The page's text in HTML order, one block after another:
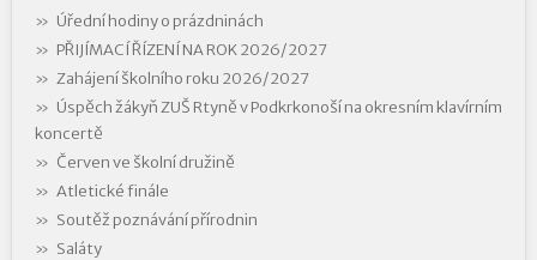
Úřední hodiny o prázdninách
PŘIJÍMACÍ ŘÍZENÍ NA ROK 2026/2027
Zahájení školního roku 2026/2027
Úspěch žákyň ZUŠ Rtyně v Podkrkonoší na okresním klavírním
koncertě
Červen ve školní družině
Atletické finále
Soutěž poznávání přírodnin
Saláty